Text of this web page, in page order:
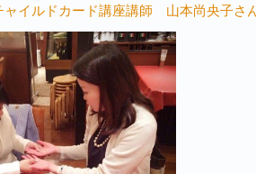
ャイルドカード講座講師 山本尚央子さ